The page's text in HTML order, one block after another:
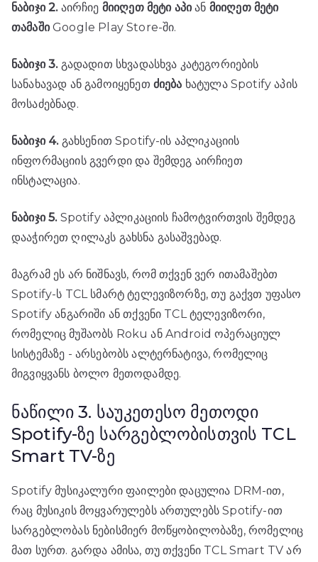
ნაბიჯი 2.აირჩიე მიიღეთ მეტი აპიან მიიღეთ მეტი
თამაშიGoogle Play Store-ში.
ნაბიჯი 3.გადადით სხვადასხვა კატეგორიების
სანახავად ან გამოიყენეთ ძიება ხატულა Spotify აპის
მოსაძებნად.
ნაბიჯი 4.გახსენით Spotify-ის აპლიკაციის
ინფორმაციის გვერდი და შემდეგ აირჩიეთ
ინსტალაცია.
ნაბიჯი 5.Spotify აპლიკაციის ჩამოტვირთვის შემდეგ
დააჭირეთ ღილაკს გახსნა გასაშვებად.
მაგრამ ეს არ ნიშნავს, რომ თქვენ ვერ ითამაშებთ
Spotify-ს TCL სმარტ ტელევიზორზე, თუ გაქვთ უფასო
Spotify ანგარიში ან თქვენი TCL ტელევიზორი,
რომელიც მუშაობს Roku ან Android ოპერაციულ
სისტემაზე - არსებობს ალტერნატივა, რომელიც
მიგვიყვანს ბოლო მეთოდამდე.
ნაწილი 3. საუკეთესო მეთოდი
Spotify-ზე სარგებლობისთვის TCL
Smart TV-ზე
Spotify მუსიკალური ფაილები დაცულია DRM-ით,
რაც მუსიკის მოყვარულებს ართულებს Spotify-ით
სარგებლობას ნებისმიერ მოწყობილობაზე, რომელიც
მათ სურთ. გარდა ამისა, თუ თქვენი TCL Smart TV არ